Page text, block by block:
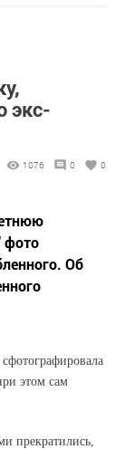
экс-
1076 0 0
фото
Об
этом сам
прекратились,